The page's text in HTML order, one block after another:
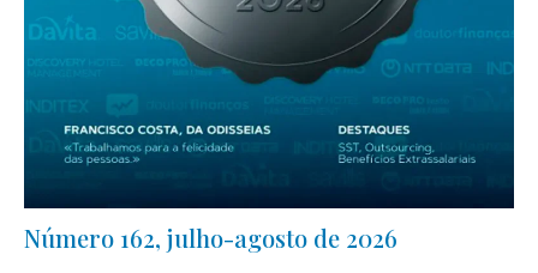
Número 162, julho-agosto de 2026